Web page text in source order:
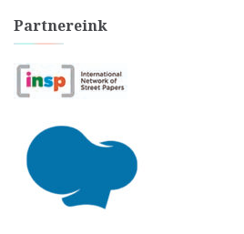
Partnereink